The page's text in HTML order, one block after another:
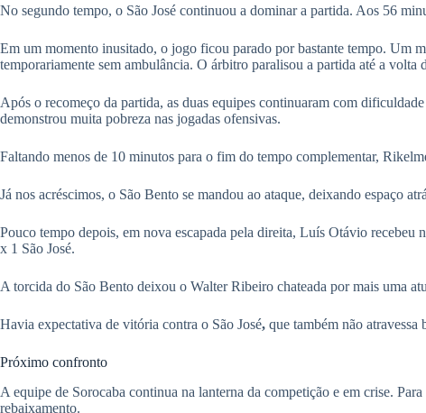
No segundo tempo, o São José continuou a dominar a partida. Aos 56
Em um momento inusitado, o jogo ficou parado por bastante tempo. Um
temporariamente sem ambulância. O árbitro paralisou a partida até a volta
Após o recomeço da partida, as duas equipes continuaram com
demonstrou muita pobreza nas jogadas ofensivas.
Faltando menos de 10 minutos para o fim do tempo complementar,
Já nos acréscimos, o São Bento se mandou ao ataque, deixando espaço
Pouco tempo depois, em nova escapada pela direita, Luís Otávio
x 1 São José.
A torcida do São Bento deixou o Walter Ribeiro chateada por mais uma
Havia expectativa de vitória contra o São José, que também não
Próximo confronto
A equipe de Sorocaba continua na lanterna da competição e em crise.
rebaixamento.